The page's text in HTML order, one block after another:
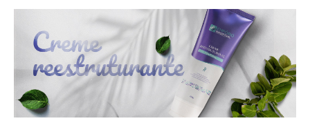
Creme
Reestruturante
Empório
Magistral